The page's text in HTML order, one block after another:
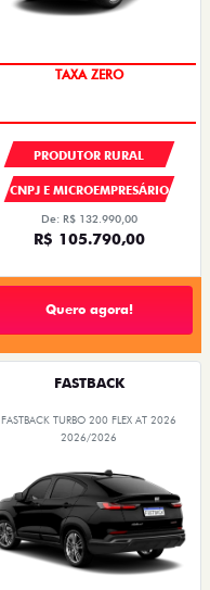
TAXA ZERO
PRODUTOR RURAL
CNPJ E MICROEMPRESÁRIO
De: R$ 132.990,00
R$ 105.790,00
Quero agora!
FASTBACK
FASTBACK TURBO 200 FLEX AT 2026
2026/2026